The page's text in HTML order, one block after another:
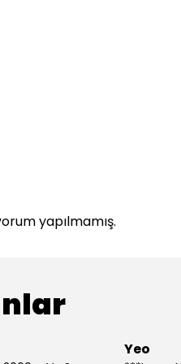
yapılmamış.
Yeo